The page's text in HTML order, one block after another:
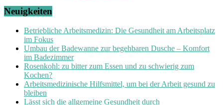
Neuigkeiten
Betriebliche Arbeitsmedizin: Die Gesundheit am Arbeitsplatz
im Fokus
Umbau der Badewanne zur begehbaren Dusche – Komfort
im Badezimmer
Rosenkohl: zu bitter zum Essen und zu schwierig zum
Kochen?
Arbeitsmedizinische Hilfsmittel, um bei der Arbeit gesund zu
bleiben
Lässt sich die allgemeine Gesundheit durch